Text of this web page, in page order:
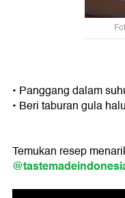
• Panggang dalam
• Beri taburan gula
Temukan resep